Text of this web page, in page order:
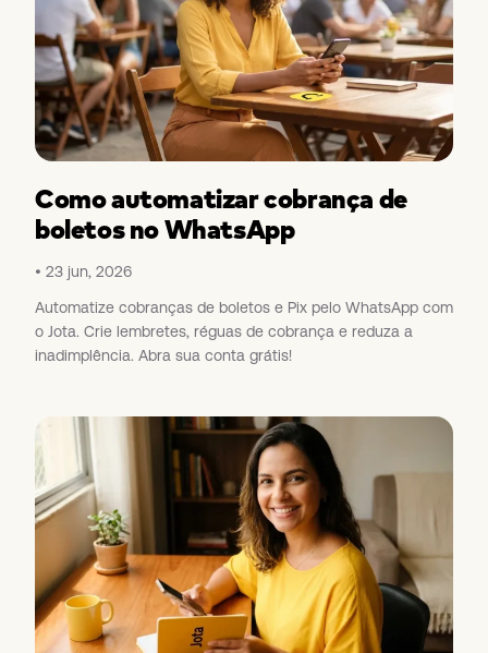
Como automatizar cobrança de
boletos no WhatsApp
23 jun, 2026
Automatize cobranças de boletos e Pix pelo WhatsApp com
o Jota. Crie lembretes, réguas de cobrança e reduza a
inadimplência. Abra sua conta grátis!